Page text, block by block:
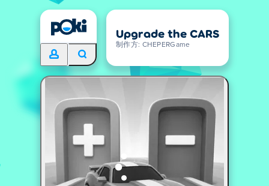
Upgrade the CARS
制作方: CHEPERGame